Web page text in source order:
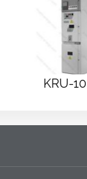
KRU-10 Volga